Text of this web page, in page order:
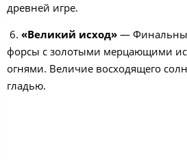
древней игре.
6. «Великий исход» —
форсы с золотыми мерцающими
огнями. Величие восходящего
гладью.